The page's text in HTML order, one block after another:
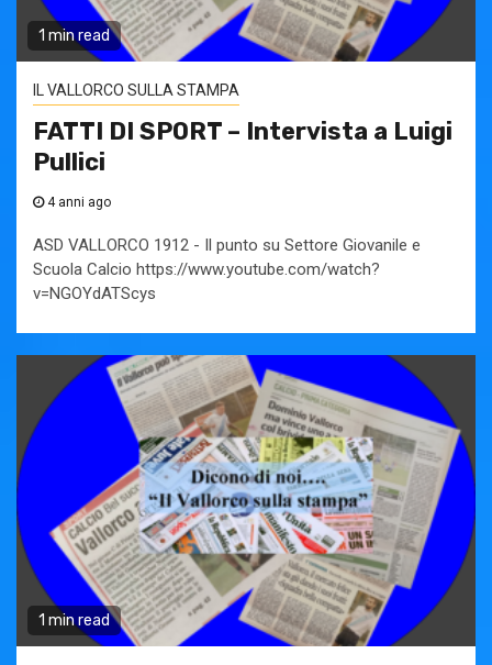
1 min read
IL VALLORCO SULLA STAMPA
FATTI DI SPORT – Intervista a Luigi
Pullici
4 anni ago
ASD VALLORCO 1912 - Il punto su Settore Giovanile e
Scuola Calcio https://www.youtube.com/watch?
v=NGOYdATScys
1 min read